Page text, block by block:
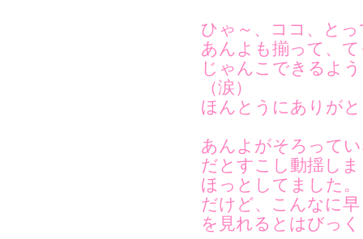
ひゃ～、ココ、と
あんよも揃って、
じゃんこできるよ
（涙）
ほんとうにありが
あんよがそろって
だとすこし動揺し
ほっとしてました。
だけど、こんなに
を見れるとはびっ